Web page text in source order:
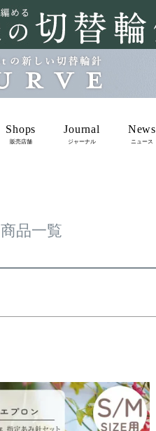
Shops
販売店舗
Journal
ジャーナル
News
ニュース
商品一覧
商品番号/JANコード
バンドル販売
予約商品
検索